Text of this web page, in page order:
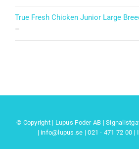
True Fresh Chicken Junior Large
–
© Copyright | Lupus Foder AB |
| info@lupus.se | 021 - 471 72 00 |